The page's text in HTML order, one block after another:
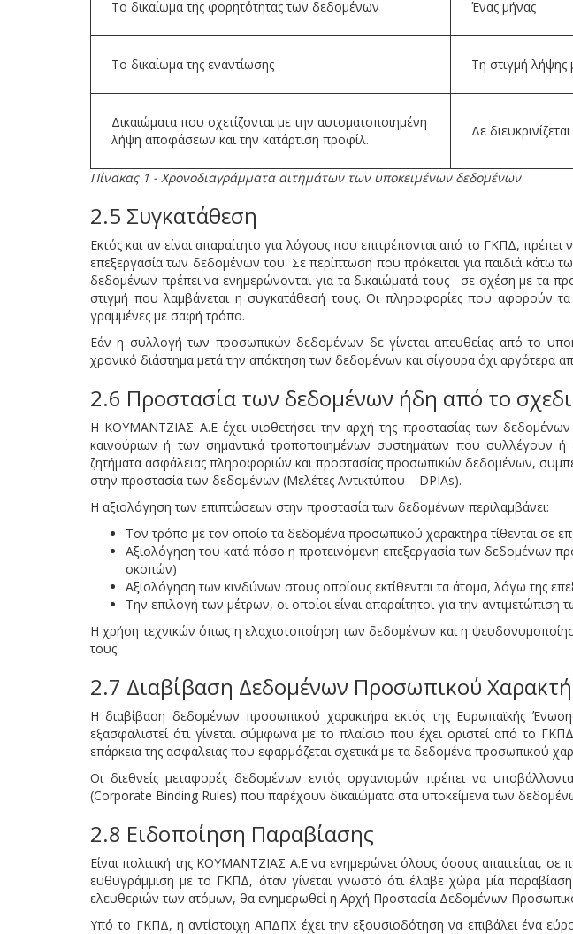
Το δικαίωμα της φορητότητας των δεδομένων Ένας μήνας
Το δικαίωμα της εναντίωσης Τη στιγμή λήψης
Δικαιώματα που σχετίζονται με την αυτοματοποιημένη
λήψη αποφάσεων και την κατάρτιση προφίλ.
Δε διευκρινίζεται
Πίνακας 1 - Χρονοδιαγράμματα αιτημάτων των υποκειμένων δεδομένων
2.5 Συγκατάθεση
Εκτός και αν είναι απαραίτητο για λόγους που επιτρέπονται από το ΓΚΠΔ,
επεξεργασία των δεδομένων του. Σε περίπτωση που πρόκειται για παιδιά
δεδομένων πρέπει να ενημερώνονται για τα δικαιώματά τους –σε σχέση με τα
στιγμή που λαμβάνεται η συγκατάθεσή τους. Οι πληροφορίες που αφορούν
γραμμένες με σαφή τρόπο.
Εάν η συλλογή των προσωπικών δεδομένων δε γίνεται απευθείας από το
χρονικό διάστημα μετά την απόκτηση των δεδομένων και σίγουρα όχι αργότερα
2.6 Προστασία των δεδομένων ήδη από το
Η ΚΟΥΜΑΝΤΖΙΑΣ Α.Ε έχει υιοθετήσει την αρχή της προστασίας των
καινούριων ή των σημαντικά τροποποιημένων συστημάτων που συλλέγουν
ζητήματα ασφάλειας πληροφοριών και προστασίας προσωπικών δεδομένων,
στην προστασία των δεδομένων (Μελέτες Αντικτύπου – DPIAs).
Η αξιολόγηση των επιπτώσεων στην προστασία των δεδομένων περιλαμβάνει:
Τον τρόπο με τον οποίο τα δεδομένα προσωπικού χαρακτήρα τίθενται σε
Αξιολόγηση του κατά πόσο η προτεινόμενη επεξεργασία των δεδομένων
σκοπών)
Αξιολόγηση των κινδύνων στους οποίους εκτίθενται τα άτομα, λόγω της
Την επιλογή των μέτρων, οι οποίοι είναι απαραίτητοι για την
Η χρήση τεχνικών όπως η ελαχιστοποίηση των δεδομένων και η
τους.
2.7 Διαβίβαση Δεδομένων Προσωπικού
Η διαβίβαση δεδομένων προσωπικού χαρακτήρα εκτός της Ευρωπαϊκής
εξασφαλιστεί ότι γίνεται σύμφωνα με το πλαίσιο που έχει οριστεί από το
επάρκεια της ασφάλειας που εφαρμόζεται σχετικά με τα δεδομένα προσωπικού
Οι διεθνείς μεταφορές δεδομένων εντός οργανισμών πρέπει να
(Corporate Binding Rules) που παρέχουν δικαιώματα στα υποκείμενα των
2.8 Ειδοποίηση Παραβίασης
Είναι πολιτική της ΚΟΥΜΑΝΤΖΙΑΣ Α.Ε να ενημερώνει όλους όσους απαιτείται,
ευθυγράμμιση με το ΓΚΠΔ, όταν γίνεται γνωστό ότι έλαβε χώρα μία
ελευθεριών των ατόμων, θα ενημερωθεί η Αρχή Προστασία Δεδομένων
Υπό το ΓΚΠΔ, η αντίστοιχη ΑΠΔΠΧ έχει την εξουσιοδότηση να επιβάλει ένα